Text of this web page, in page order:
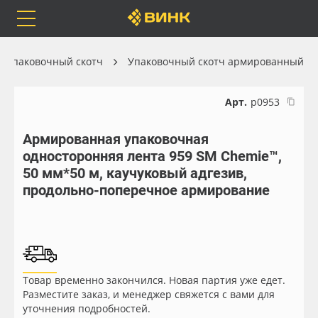
Каталог
Orafol
Доставка
Оплата
Весь каталог
Рулонные материалы
Листовые материалы
Чернила
Упаковочный скотч Упаковочный скотч армированный
Арт. р0953
Армированная упаковочная
односторонняя лента 959 SM Chemie™,
50 мм*50 м, каучуковый адгезив,
продольно-поперечное армирование
Товар временно закончился. Новая партия уже едет.
Разместите заказ, и менеджер свяжется с вами для
уточнения подробностей.